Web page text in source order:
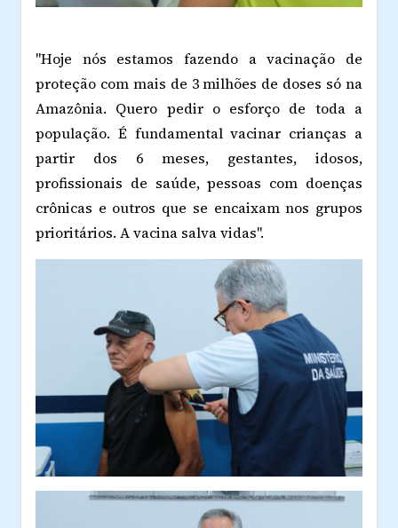
"Hoje nós estamos fazendo a vacinação de
proteção com mais de 3 milhões de doses só na
Amazônia. Quero pedir o esforço de toda a
população. É fundamental vacinar crianças a
partir dos 6 meses, gestantes, idosos,
profissionais de saúde, pessoas com doenças
crônicas e outros que se encaixam nos grupos
prioritários. A vacina salva vidas".